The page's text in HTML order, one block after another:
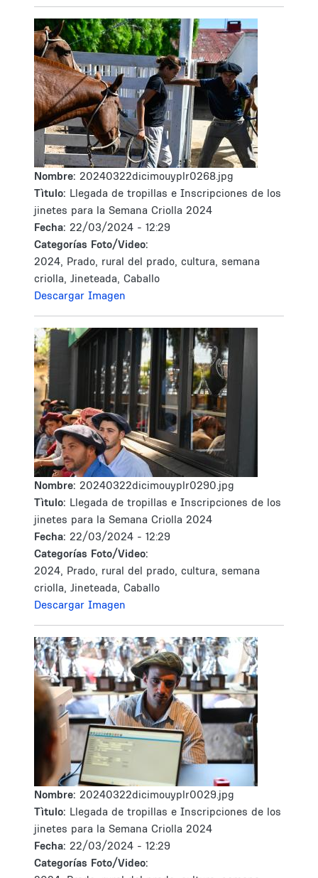
Nombre: 20240322dicimouyplr0268.jpg
Tìtulo: Llegada de tropillas e Inscripciones de los
jinetes para la Semana Criolla 2024
Fecha: 22/03/2024 - 12:29
Categorías Foto/Video:
2024, Prado, rural del prado, cultura, semana
criolla, Jineteada, Caballo
Descargar Imagen
Nombre: 20240322dicimouyplr0290.jpg
Tìtulo: Llegada de tropillas e Inscripciones de los
jinetes para la Semana Criolla 2024
Fecha: 22/03/2024 - 12:29
Categorías Foto/Video:
2024, Prado, rural del prado, cultura, semana
criolla, Jineteada, Caballo
Descargar Imagen
Nombre: 20240322dicimouyplr0029.jpg
Tìtulo: Llegada de tropillas e Inscripciones de los
jinetes para la Semana Criolla 2024
Fecha: 22/03/2024 - 12:29
Categorías Foto/Video: